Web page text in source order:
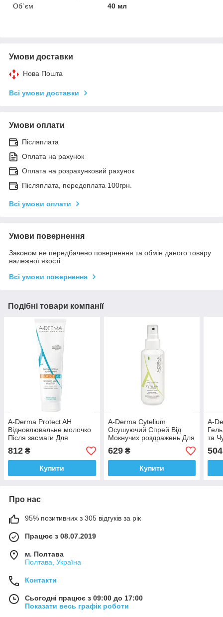
Об`єм 40 мл
Умови доставки
Нова Пошта
Всі умови доставки
Умови оплати
Післяплата
Оплата на рахунок
Оплата на розрахунковий рахунок
Післяплата, передоплата 100грн.
Всі умови оплати
Умови повернення
Законом не передбачено повернення та обмін даного товару
належної якості
Всі умови повернення
Подібні товари компанії
A-Derma Protect AH
Відновлювальне молочко
Після засмаги Для
Обличчя й Тіла А-Дерма
250 мл Франція Доставка
з ЄС
812 ₴
Купити
A-Derma Cytelium
Осушуючий Спрей Від
Мокнучих роздражень Для
Франція Доставка з ЄС
629₴
Купити
A-
та
504
Про нас
95% позитивних з 305 відгуків за рік
Працює з 08.07.2019
м. Полтава
Полтава, Україна
Контакти
Сьогодні працює з 09:00 до 17:00
Показати весь графік роботи